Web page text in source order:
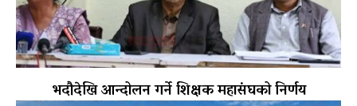
भदौदेखि आन्दोलन गर्ने शिक्षक महासंघको निर्णय